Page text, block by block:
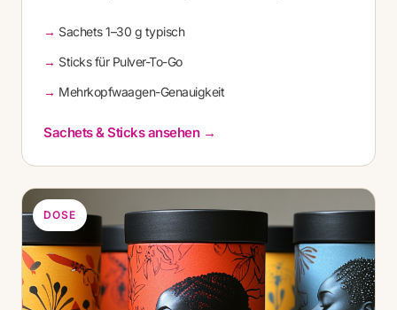
Sachets 1–30 g typisch
Sticks für Pulver-To-Go
Mehrkopfwaagen-Genauigkeit
Sachets & Sticks ansehen →
DOSE